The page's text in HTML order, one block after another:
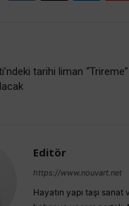
tarihi liman “Trireme”
Editör
https://www.nouvart.net
Hayatın yapı taşı